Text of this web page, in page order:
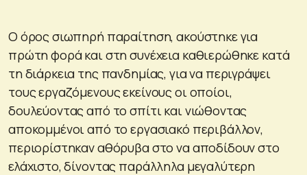
Ο όρος σιωπηρή παραίτηση, ακούστηκε για
πρώτη φορά και στη συνέχεια καθιερώθηκε κατά
τη διάρκεια της πανδημίας, για να περιγράψει
τους εργαζόμενους εκείνους οι οποίοι,
δουλεύοντας από το σπίτι και νιώθοντας
αποκομμένοι από το εργασιακό περιβάλλον,
περιορίστηκαν αθόρυβα στο να αποδίδουν στο
ελάχιστο, δίνοντας παράλληλα μεγαλύτερη